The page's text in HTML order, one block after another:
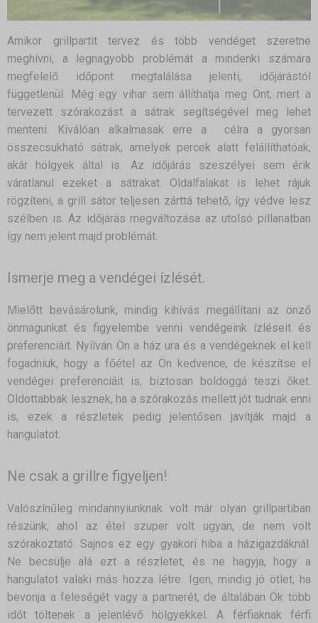
Amikor grillpartit tervez és több vendéget szeretne
meghívni, a legnagyobb problémát a mindenki számára
megfelelő időpont megtalálása jelenti, időjárástól
függetlenül. Még egy vihar sem állíthatja meg Önt, mert a
tervezett szórakozást a sátrak segítségével meg lehet
menteni. Kiválóan alkalmasak erre a célra a gyorsan
összecsukható sátrak, amelyek percek alatt felállíthatóak,
akár hölgyek által is. Az időjárás szeszélyei sem érik
váratlanul ezeket a sátrakat. Oldalfalakat is lehet rájuk
rögzíteni, a grill sátor teljesen zárttá tehető, így védve lesz
szélben is. Az időjárás megváltozása az utolsó pillanatban
így nem jelent majd problémát.
Ismerje meg a vendégei ízlését.
Mielőtt bevásárolunk, mindig kihívás megállítani az önző
önmagunkat és figyelembe venni vendégeink ízléseit és
preferenciáit. Nyilván Ön a ház ura és a vendégeknek el kell
fogadniuk, hogy a főétel az Ön kedvence, de készítse el
vendégei preferenciáit is, biztosan boldoggá teszi őket.
Oldottabbak lesznek, ha a szórakozás mellett jót tudnak enni
is, ezek a részletek pedig jelentősen javítják majd a
hangulatot.
Ne csak a grillre figyeljen!
Valószínűleg mindannyiunknak volt már olyan grillpartiban
részünk, ahol az étel szuper volt ugyan, de nem volt
szórakoztató. Sajnos ez egy gyakori hiba a házigazdáknál.
Ne becsülje alá ezt a részletet, és ne hagyja, hogy a
hangulatot valaki más hozza létre. Igen, mindig jó ötlet, ha
bevonja a feleségét vagy a partnerét, de általában Ök több
időt töltenek a jelenlévő hölgyekkel. A férfiaknak férfi